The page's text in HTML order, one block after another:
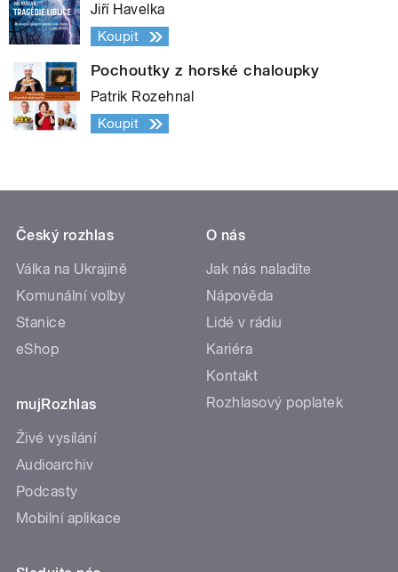
Jiří Havelka
Koupit
Pochoutky z horské chaloupky
Patrik Rozehnal
Koupit
Český rozhlas
Válka na Ukrajině
Komunální volby
Stanice
eShop
mujRozhlas
Živé vysílání
Audioarchiv
Podcasty
Mobilní aplikace
O nás
Jak nás naladíte
Nápověda
Lidé v rádiu
Kariéra
Kontakt
Rozhlasový poplatek